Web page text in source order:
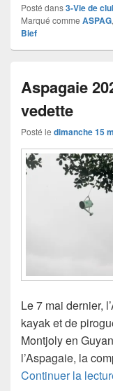
Posté dans3-Vie de
Marqué comme ASPAG,
Bief
Aspagaie
vedette
Posté le dimanche 15
Le 7 mai dernier,
kayak et de
Montjoly en
l’Aspagaie, la
Continuer la